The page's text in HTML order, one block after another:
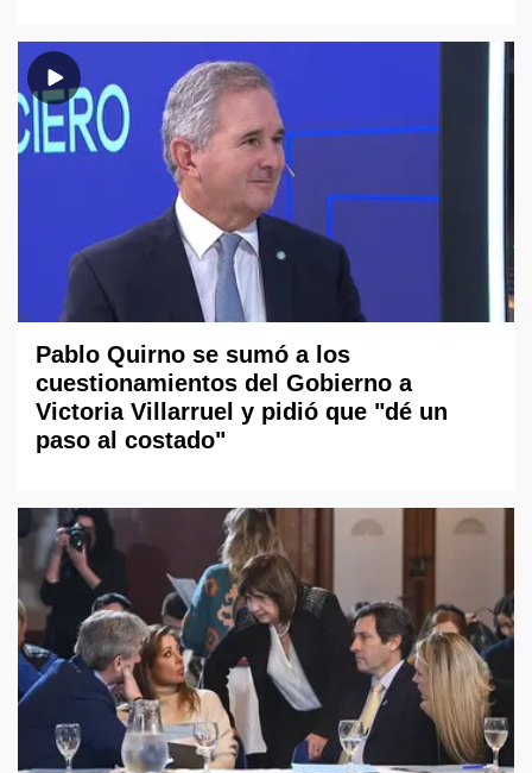
Pablo Quirno se sumó a los
cuestionamientos del Gobierno a
Victoria Villarruel y pidió que "dé un
paso al costado"